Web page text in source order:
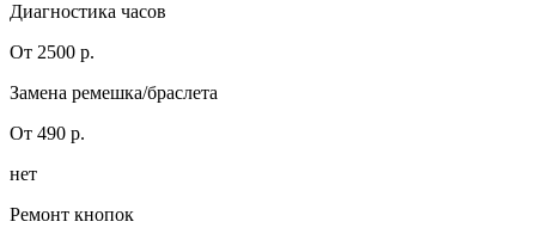
Диагностика часов
От 2500 р.
Замена ремешка/браслета
От 490 р.
нет
Ремонт кнопок